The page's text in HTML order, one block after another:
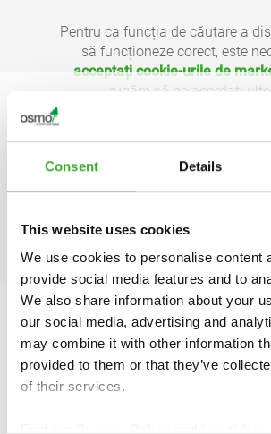
Consent Details
This website uses cookies
We use cookies to personalise content
provide social media features and to
We also share information about your
our social media, advertising and
may combine it with other information
provided to them or that they’ve
of their services.
Pentru ca funcția de căutare a
să funcționeze corect, este
acceptați cookie-urile de
rugăm să ne acordați
dumneavoastră.. Pentru mai
informații, consultațiDeclarația
SETĂRI DE